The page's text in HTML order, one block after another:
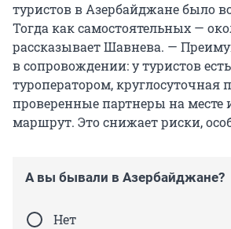
туристов в Азербайджане было
Тогда как самостоятельных —
рассказывает Шавнева. —
в сопровождении: у туристов
туроператором, круглосуточная
проверенные партнеры на месте
маршрут. Это снижает риски,
А вы бывали в Азербайджане?
Нет